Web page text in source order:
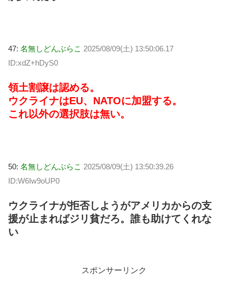
47: 名無しどんぶらこ 2025/08/09(土) 13:50:06.17
ID:xdZ+hDyS0
領土割譲は認める。
ウクライナはEU、NATOに加盟する。
これ以外の選択肢は無い。
50: 名無しどんぶらこ 2025/08/09(土) 13:50:39.26
ID:W6Iw9oUP0
ウクライナが拒否しようがアメリカからの支
援が止まればジリ貧だろ。誰も助けてくれな
い
スポンサーリンク